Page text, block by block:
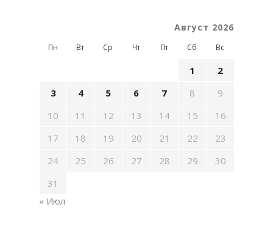
Август 2026
Пн Вт Ср Чт Пт Сб Вс
1
2
3
4 5 6 7 8
9
10
11 12 13 14 15
16
17
18 19 20 21 22
23
24
25 26 27 28 29
30
31
« Июл